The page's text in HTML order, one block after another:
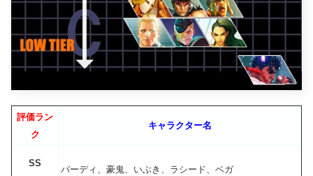
評価ラン
ク
キャラクター名
SS
バーディ、豪鬼、いぶき、ラシード、ベガ